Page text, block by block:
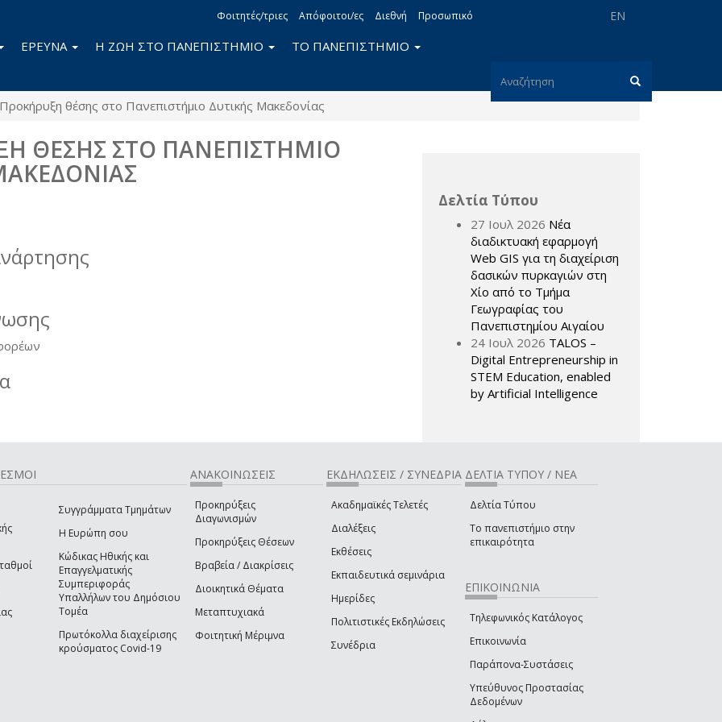
EN
Φοιτητές/τριες Απόφοιτοι/ες Διεθνή Προσωπικό
Φόρμα
ΕΡΕΥΝΑ Η ΖΩΗ ΣΤΟ ΠΑΝΕΠΙΣΤΗΜΙΟ ΤΟ ΠΑΝΕΠΙΣΤΗΜΙΟ
Προκήρυξη θέσης στο Πανεπιστήμιο Δυτικής Μακεδονίας
ΘΕΣΗΣ ΣΤΟ ΠΑΝΕΠΙΣΤΗΜΙΟ
Δελτία Τύπου
27 Ιουλ 2026 Νέα
διαδικτυακή εφαρμογή
Web GIS για τη διαχείριση
δασικών πυρκαγιών στη
Χίο από το Τμήμα
Γεωγραφίας του
Πανεπιστημίου Αιγαίου
24 Ιουλ 2026 TALOS –
Digital Entrepreneurship in
STEM Education, enabled
by Artificial Intelligence
Συγγράμματα Τμημάτων
Η Ευρώπη σου
Κώδικας Ηθικής και
Επαγγελματικής
Συμπεριφοράς
Υπαλλήλων του Δημόσιου
Τομέα
Πρωτόκολλα διαχείρισης
κρούσματος Covid-19
ΑΝΑΚΟΙΝΩΣΕΙΣ
Προκηρύξεις
Διαγωνισμών
Προκηρύξεις Θέσεων
Βραβεία / Διακρίσεις
Διοικητικά Θέματα
Μεταπτυχιακά
Φοιτητική Μέριμνα
ΕΚΔΗΛΩΣΕΙΣ / ΣΥΝΕΔΡΙΑ
Ακαδημαϊκές Τελετές
Διαλέξεις
Εκθέσεις
Εκπαιδευτικά σεμινάρια
Ημερίδες
Πολιτιστικές Εκδηλώσεις
Συνέδρια
ΔΕΛΤΙΑ ΤΥΠΟΥ / ΝΕΑ
Δελτία Τύπου
Το πανεπιστήμιο στην
επικαιρότητα
ΕΠΙΚΟΙΝΩΝΙΑ
Τηλεφωνικός Κατάλογος
Επικοινωνία
Παράπονα-Συστάσεις
Υπεύθυνος Προστασίας
Δεδομένων